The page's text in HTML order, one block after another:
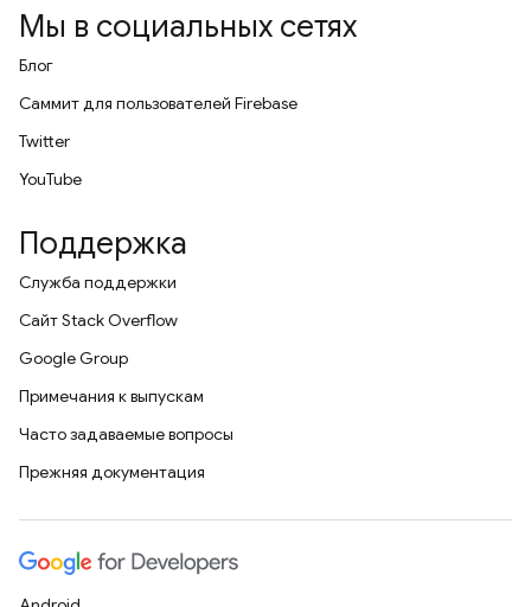
Мы в социальных сетях
Блог
Саммит для пользователей Firebase
Twitter
YouTube
Поддержка
Служба поддержки
Сайт Stack Overflow
Google Group
Примечания к выпускам
Часто задаваемые вопросы
Прежняя документация